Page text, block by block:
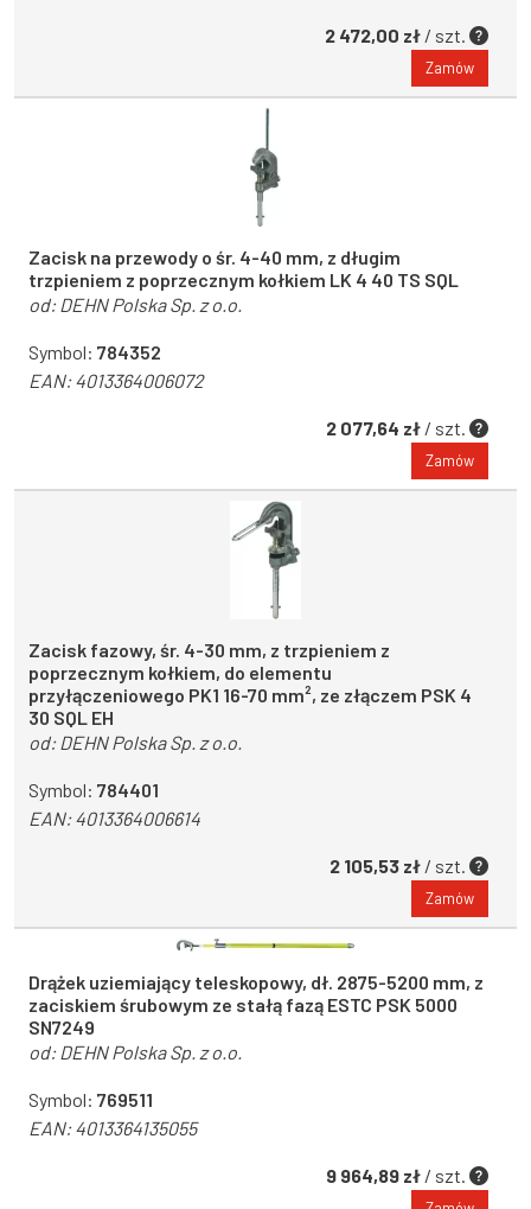
2 472,00 zł / szt.
Zamów
Zacisk na przewody o śr. 4-40 mm, z długim
trzpieniem z poprzecznym kołkiem LK 4 40 TS SQL
od: DEHN Polska Sp. z o.o.
Symbol: 784352
EAN:4013364006072
2 077,64 zł / szt.
Zamów
Zacisk fazowy, śr. 4-30 mm, z trzpieniem z
poprzecznym kołkiem, do elementu
przyłączeniowego PK1 16-70 mm², ze złączem PSK 4
30 SQL EH
od: DEHN Polska Sp. z o.o.
Symbol: 784401
EAN:4013364006614
2 105,53 zł / szt.
Zamów
Drążek uziemiający teleskopowy, dł. 2875-5200 mm, z
zaciskiem śrubowym ze stałą fazą ESTC PSK 5000
SN7249
od: DEHN Polska Sp. z o.o.
Symbol: 769511
EAN:4013364135055
9 964,89 zł / szt.